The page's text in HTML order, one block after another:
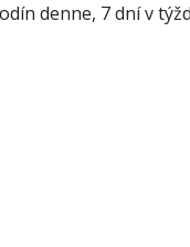
denne, 7 dní v